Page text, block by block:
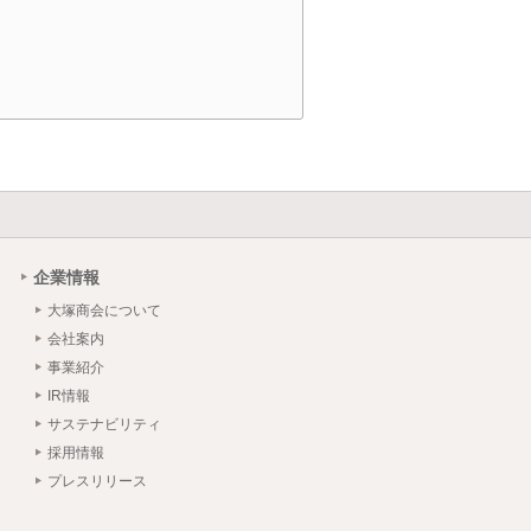
企業情報
大塚商会について
会社案内
事業紹介
IR情報
サステナビリティ
採用情報
プレスリリース